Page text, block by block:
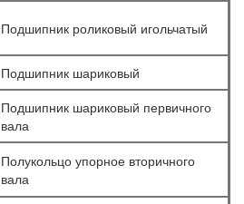
Подшипник роликовый игольчатый
Подшипник шариковый
Подшипник шариковый первичного
вала
Полукольцо упорное вторичного
вала